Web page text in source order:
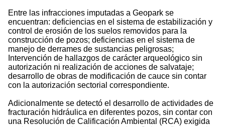
Entre las infracciones imputadas a Geopark se
encuentran: deficiencias en el sistema de estabilización y
control de erosión de los suelos removidos para la
construcción de pozos; deficiencias en el sistema de
manejo de derrames de sustancias peligrosas;
Intervención de hallazgos de carácter arqueológico sin
autorización ni realización de acciones de salvataje;
desarrollo de obras de modificación de cauce sin contar
con la autorización sectorial correspondiente.
Adicionalmente se detectó el desarrollo de actividades de
fracturación hidráulica en diferentes pozos, sin contar con
una Resolución de Calificación Ambiental (RCA) exigida